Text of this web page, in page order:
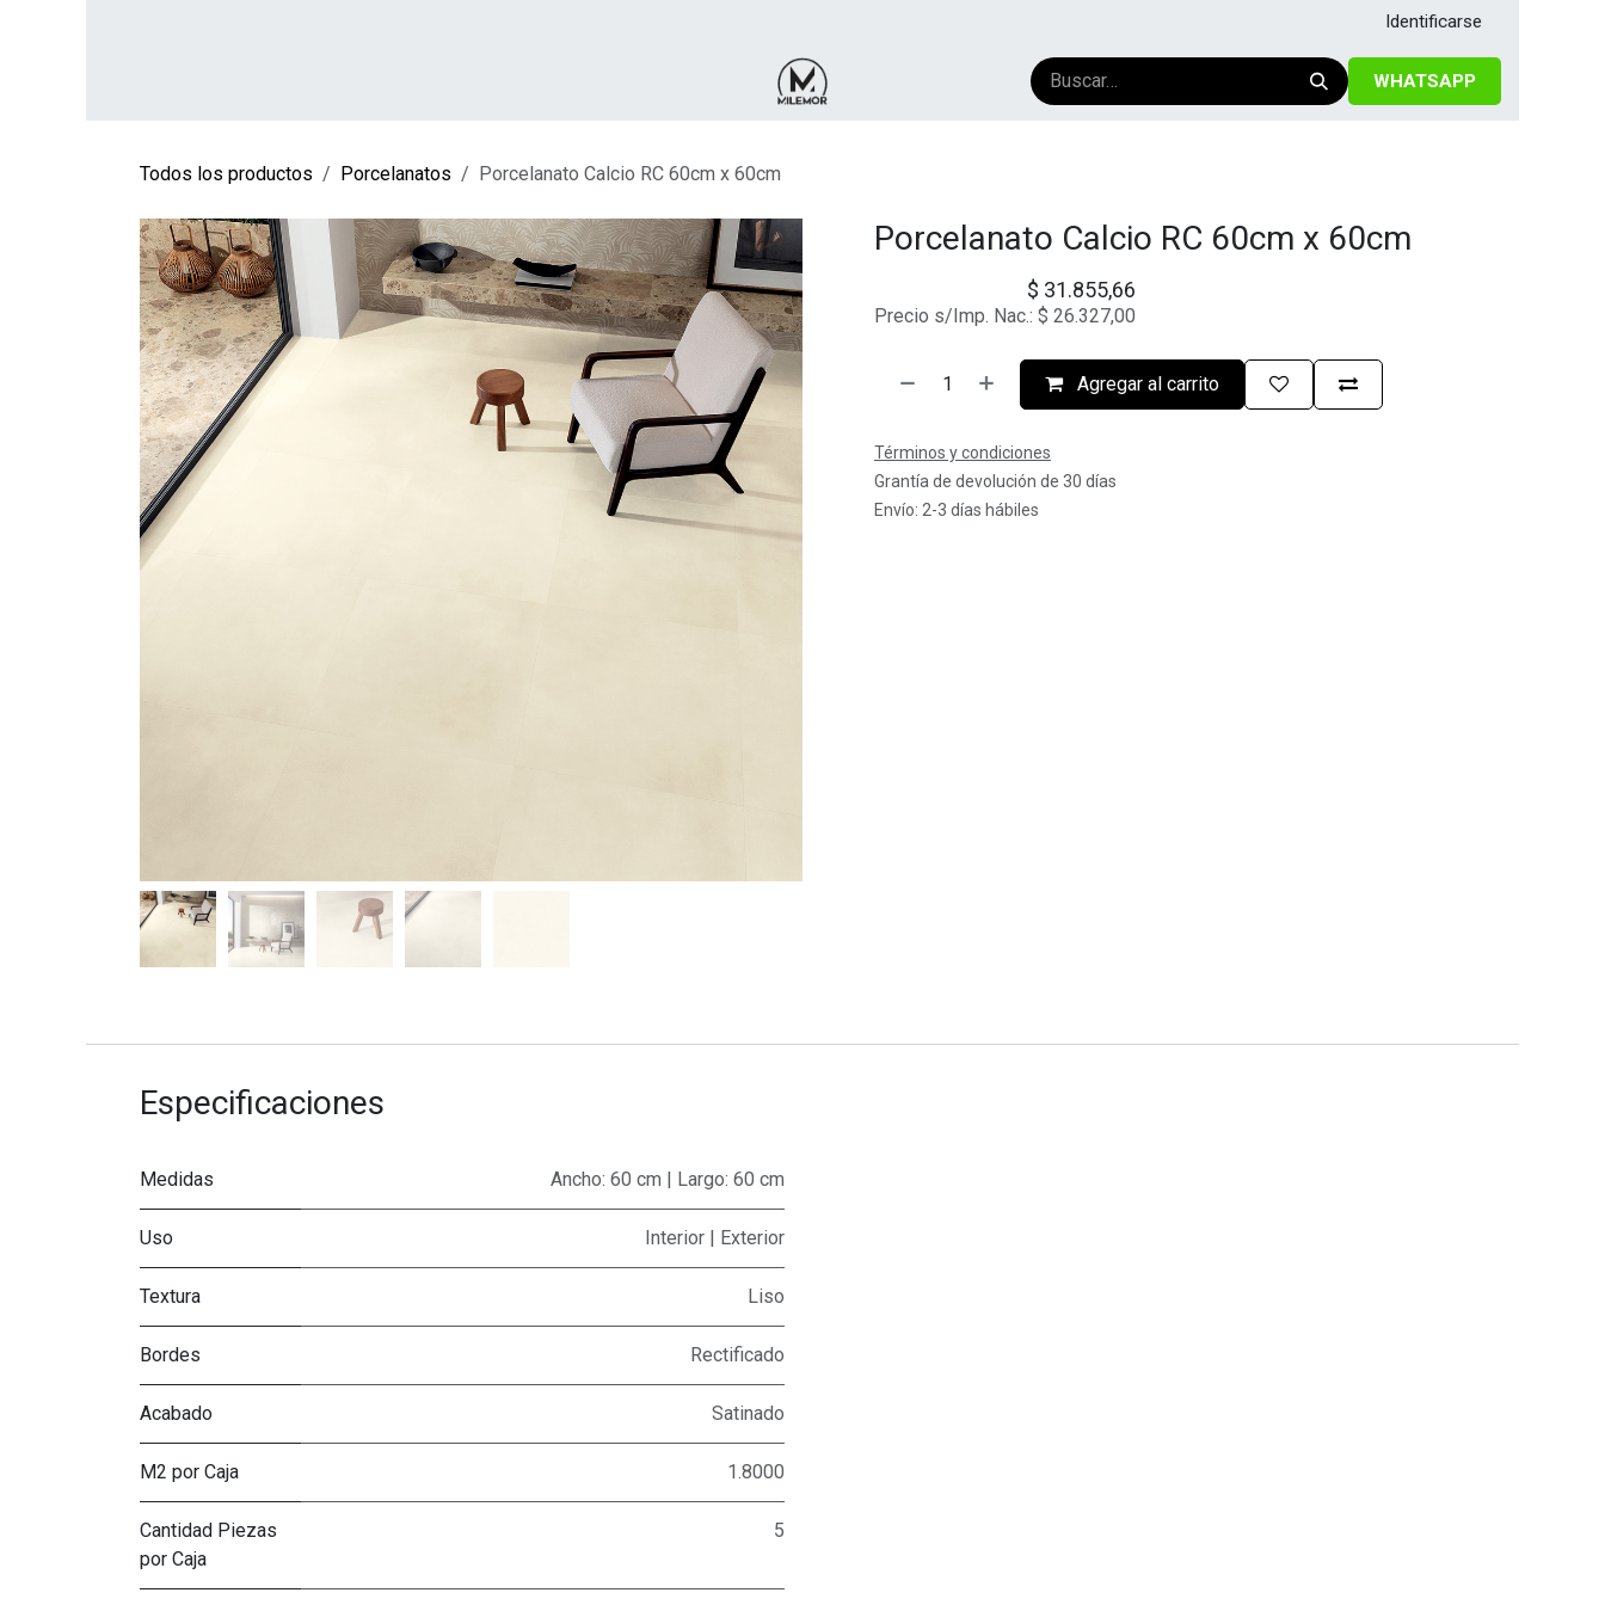
Identificarse
WHATSAPP
Todos los productos Porcelanatos Porcelanato Calcio RC 60cm x 60cm
Porcelanato Calcio RC 60cm x 60cm
$ 31.855,66
Precio s/Imp. Nac.: $ 26.327,00
Agregar al carrito
Términos y condiciones
Grantía de devolución de 30 días
Envío: 2-3 días hábiles
Especificaciones
Medidas Ancho: 60 cm | Largo: 60 cm
Uso Interior | Exterior
Textura Liso
Bordes Rectificado
Acabado Satinado
M2 por Caja 1.8000
Cantidad Piezas
por Caja
5